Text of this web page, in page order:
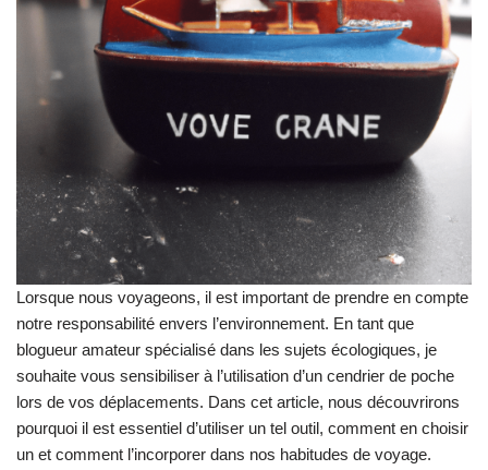
Lorsque nous voyageons, il est important de prendre en compte
notre responsabilité envers l’environnement. En tant que
blogueur amateur spécialisé dans les sujets écologiques, je
souhaite vous sensibiliser à l’utilisation d’un cendrier de poche
lors de vos déplacements. Dans cet article, nous découvrirons
pourquoi il est essentiel d’utiliser un tel outil, comment en choisir
un et comment l’incorporer dans nos habitudes de voyage.